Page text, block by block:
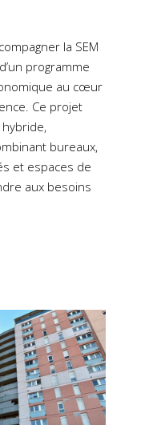
la SEM
programme
au cœur
Ce projet
bureaux,
et espaces de
aux besoins